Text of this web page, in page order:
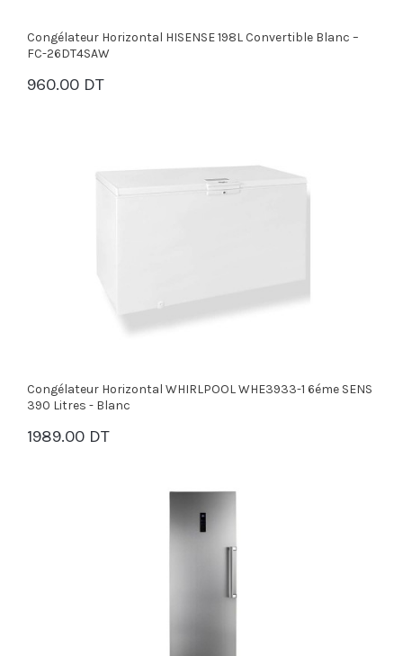
Congélateur Horizontal HISENSE 198L Convertible Blanc –
FC-26DT4SAW
960.00 DT
PANIER
Congélateur Horizontal WHIRLPOOL WHE3933-1 6éme SENS
390 Litres - Blanc
1989.00 DT
PANIER